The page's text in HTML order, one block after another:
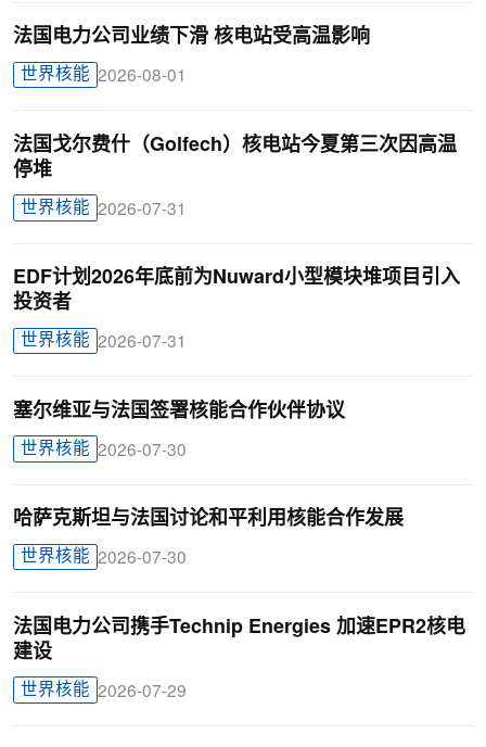
法国电力公司业绩下滑 核电站受高温影响
世界核能 2026-08-01
法国戈尔费什（Golfech）核电站今夏第三次因高温
停堆
世界核能 2026-07-31
EDF计划2026年底前为Nuward小型模块堆项目引入
投资者
世界核能 2026-07-31
塞尔维亚与法国签署核能合作伙伴协议
世界核能 2026-07-30
哈萨克斯坦与法国讨论和平利用核能合作发展
世界核能 2026-07-30
法国电力公司携手Technip Energies 加速EPR2核电
建设
世界核能 2026-07-29